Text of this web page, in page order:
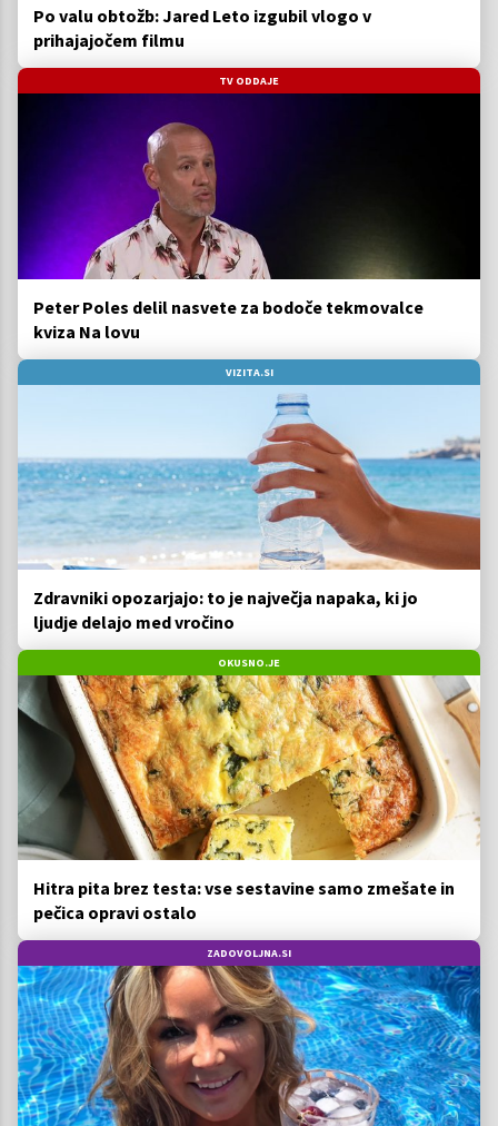
Po valu obtožb: Jared Leto izgubil vlogo v
prihajajočem filmu
TV ODDAJE
Peter Poles delil nasvete za bodoče tekmovalce
kviza Na lovu
VIZITA.SI
Zdravniki opozarjajo: to je največja napaka, ki jo
ljudje delajo med vročino
OKUSNO.JE
Hitra pita brez testa: vse sestavine samo zmešate in
pečica opravi ostalo
ZADOVOLJNA.SI